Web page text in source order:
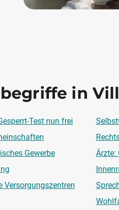
in
Test nun frei
Gewerbe
Ärzte:
Versorgungszentren